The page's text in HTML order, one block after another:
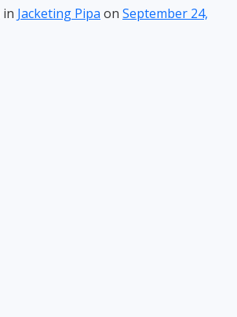
in Jacketing Pipa on September 24,